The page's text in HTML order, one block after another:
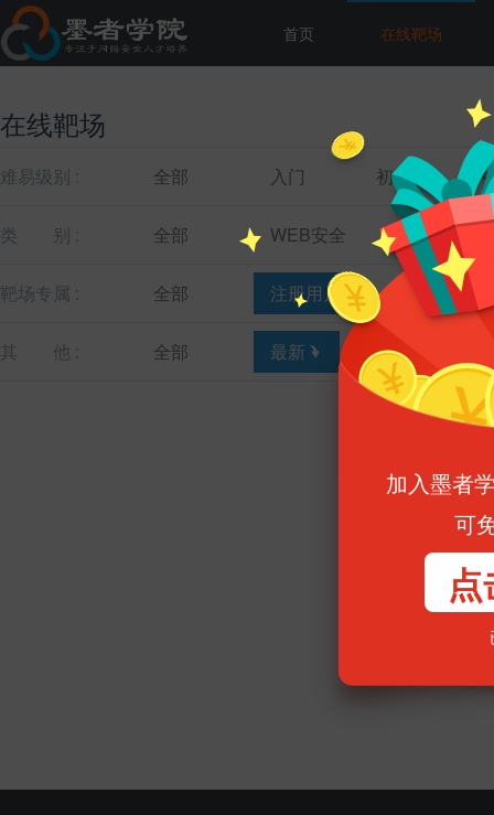
首页 在线靶场
在线靶场
难易级别 : 全部 入门 初级
类 别 : 全部 WEB安全 主机安全
靶场专属 : 全部 注册用户 教育机构
其 他 : 全部 最新 最热
加入墨者
可